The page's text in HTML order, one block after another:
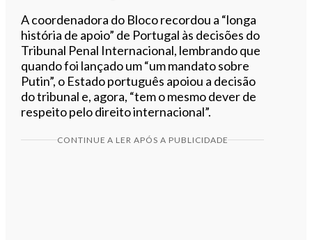
A coordenadora do Bloco recordou a “longa
história de apoio” de Portugal às decisões do
Tribunal Penal Internacional, lembrando que
quando foi lançado um “um mandato sobre
Putin”, o Estado português apoiou a decisão
do tribunal e, agora, “tem o mesmo dever de
respeito pelo direito internacional”.
CONTINUE A LER APÓS A PUBLICIDADE